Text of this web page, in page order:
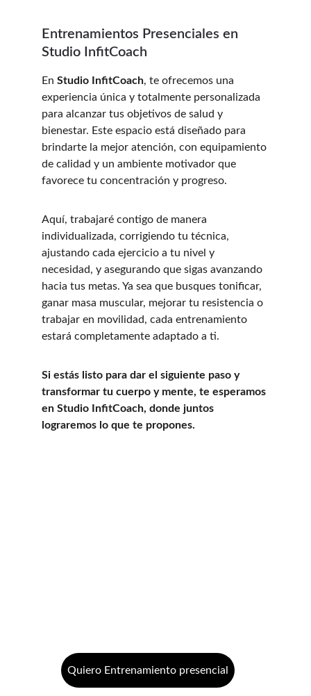
Entrenamientos Presenciales en
Studio InfitCoach
En Studio InfitCoach, te ofrecemos una
experiencia única y totalmente personalizada
para alcanzar tus objetivos de salud y
bienestar. Este espacio está diseñado para
brindarte la mejor atención, con equipamiento
de calidad y un ambiente motivador que
favorece tu concentración y progreso.
Aquí, trabajaré contigo de manera
individualizada, corrigiendo tu técnica,
ajustando cada ejercicio a tu nivel y
necesidad, y asegurando que sigas avanzando
hacia tus metas. Ya sea que busques tonificar,
ganar masa muscular, mejorar tu resistencia o
trabajar en movilidad, cada entrenamiento
estará completamente adaptado a ti.
Si estás listo para dar el siguiente paso y
transformar tu cuerpo y mente, te esperamos
en Studio InfitCoach, donde juntos
lograremos lo que te propones.
Quiero Entrenamiento presencial